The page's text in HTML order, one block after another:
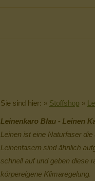
Sie sind hier: » Stoffshop»
Leinenkaro Blau - Leinen
Leinen ist eine Naturfaser
Leinenfasern sind ähnlich
schnell auf und geben diese
körpereigene Klimaregelung.